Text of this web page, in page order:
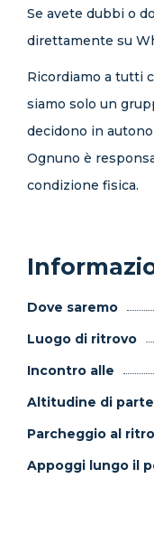
Se avete dubbi o
direttamente su
Ricordiamo a tutti
siamo solo un
decidono in
Ognuno è
condizione fisica.
Dove saremo
Luogo di ritrovo
Incontro alle
Altitudine di
Parcheggio al
Appoggi lungo il